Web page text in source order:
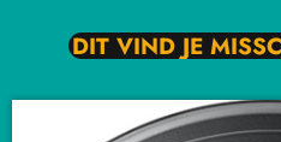
DIT VIND JE